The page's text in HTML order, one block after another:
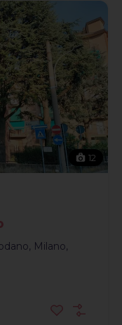
12
Milano,